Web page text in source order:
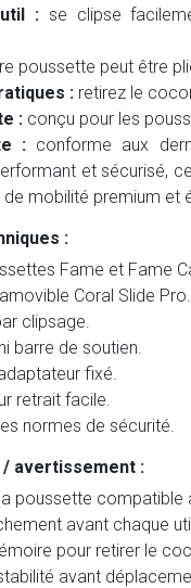
:se clipse
poussette peut être
: retirez le
: conçu pour les
: conforme aux
et sécurisé,
mobilité premium et
:
Fame et Fame
Coral Slide Pro.
clipsage.
barre de soutien.
fixé.
retrait facile.
normes de sécurité.
/ avertissement :
poussette
avant chaque
pour retirer le
avant